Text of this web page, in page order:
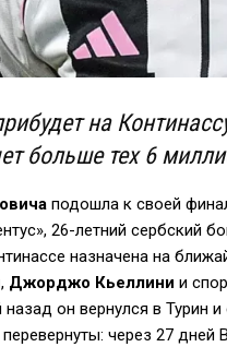
на
больше тех 6
подошла к своей
26-летний сербский
назначена на
, Джорджо Кьеллини и
он вернулся в Турин
через 27